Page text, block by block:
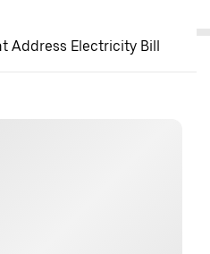
Address Electricity Bill